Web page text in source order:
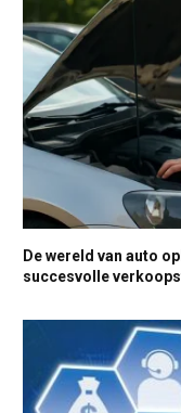
De wereld van auto
succesvolle